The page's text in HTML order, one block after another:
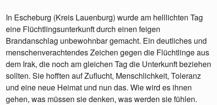
In Escheburg (Kreis Lauenburg) wurde am helllichten Tag
eine Flüchtlingsunterkunft durch einen feigen
Brandanschlag unbewohnbar gemacht. Ein deutliches und
menschenverachtendes Zeichen gegen die Flüchtlinge aus
dem Irak, die noch am gleichen Tag die Unterkunft beziehen
sollten. Sie hofften auf Zuflucht, Menschlichkeit, Toleranz
und eine neue Heimat und nun das. Wie wird es ihnen
gehen, was müssen sie denken, was werden sie fühlen.